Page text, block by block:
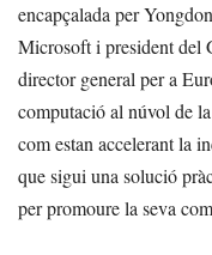
encapçalada per
Microsoft i president del
director general per a
computació al núvol de
com estan accelerant la
que sigui una solució
per promoure la seva